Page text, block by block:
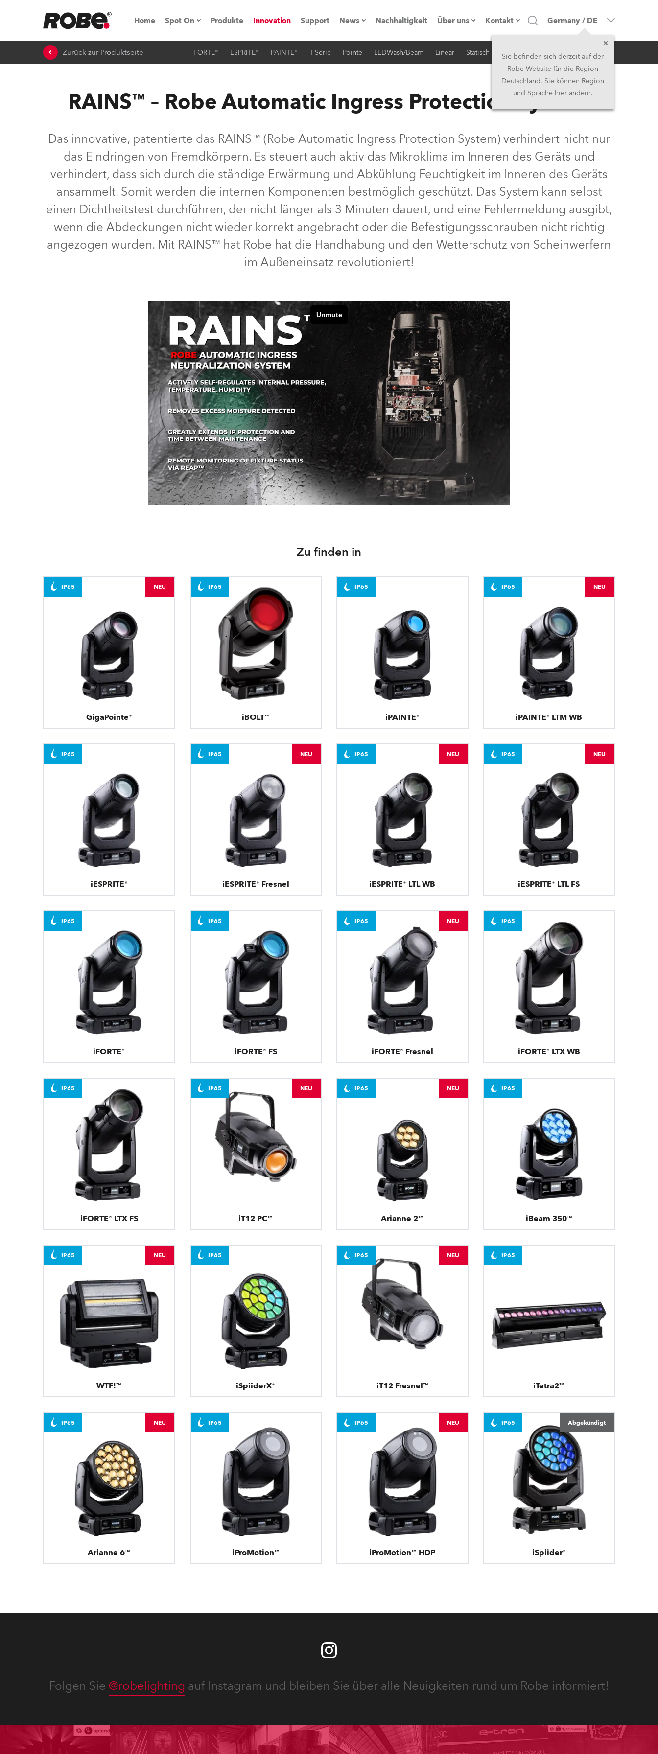
Home Spot On
Messen & Events
NRG (Next Robe Generation)
iSeries
Tipps, Tricks und Tutorials
RoboSpot Tutorials
Robe On Location
Robe lighting's technology SHED
Robe Maritime
Avolites Deutschland
Produkte Innovation Support News
Pressemitteilungen
Nachhaltigkeit Über uns
Firmenprofil
Made in the EU
Eigentümer
Jobs
Kariéra (CZ)
Kontakt
Hauptsitz
Hauptsitz & Werk
Mittlerer Osten
Asien & Pazifikregion
Vereinigtes Königreich und
Irland
Internationaler Vertrieb
Global
Germany / DE
Sie befinden sich derzeit auf der
Robe-Website für die Region
Deutschland. Sie können Region
und Sprache hier ändern.
Zurück zur Produktseite FORTE® ESPRITE® PAINTE® T-Serie Pointe LEDWash/Beam Linear Statisch iSerie Architektur
RAINS™ – Robe Automatic Ingress Protection System
Das innovative, patentierte das RAINS™ (Robe Automatic Ingress Protection System) verhindert nicht nur
das Eindringen von Fremdkörpern. Es steuert auch aktiv das Mikroklima im Inneren des Geräts und
verhindert, dass sich durch die ständige Erwärmung und Abkühlung Feuchtigkeit im Inneren des Geräts
ansammelt. Somit werden die internen Komponenten bestmöglich geschützt. Das System kann selbst
einen Dichtheitstest durchführen, der nicht länger als 3 Minuten dauert, und eine Fehlermeldung ausgibt,
wenn die Abdeckungen nicht wieder korrekt angebracht oder die Befestigungsschrauben nicht richtig
angezogen wurden. Mit RAINS™ hat Robe hat die Handhabung und den Wetterschutz von Scheinwerfern
im Außeneinsatz revolutioniert!
Zu finden in
GigaPointe®
IP65 NEU
iBOLT™
IP65
iPAINTE®
IP65
iPAINTE® LTM WB
IP65 NEU
iESPRITE®
IP65
iESPRITE® Fresnel
IP65 NEU
iESPRITE® LTL WB
IP65 NEU
iESPRITE® LTL FS
IP65 NEU
iFORTE®
IP65
iFORTE® FS
IP65
iFORTE® Fresnel
IP65 NEU
iFORTE® LTX WB
IP65
iFORTE® LTX FS
IP65
iT12 PC™
IP65 NEU
Arianne 2™
IP65 NEU
iBeam 350™
IP65
WTF!™
IP65 NEU
iSpiiderX®
IP65
iT12 Fresnel™
IP65 NEU
iTetra2™
IP65
Arianne 6™
IP65 NEU
iProMotion™
IP65
iProMotion™ HDP
IP65 NEU
iSpiider®
IP65 Abgekündigt
Folgen Sie @robelighting auf Instagram und bleiben Sie über alle Neuigkeiten rund um Robe informiert!